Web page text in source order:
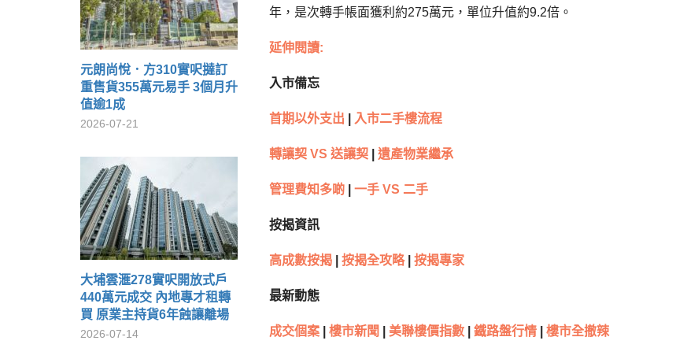
元朗尚悅．方310實呎撻訂
重售貨355萬元易手 3個月升
值逾1成
2026-07-21
大埔雲滙278實呎開放式戶
440萬元成交 內地專才租轉
買 原業主持貨6年蝕讓離場
2026-07-14
年，是次轉手帳面獲利約275萬元，單位升值約9.2倍。
延伸閱讀:
入市備忘
首期以外支出 入市二手樓流程
轉讓契 VS 送讓契 遺產物業繼承
管理費知多啲 一手 VS 二手
按揭資訊
高成數按揭 按揭全攻略| 按揭專家
最新動態
成交個案 樓市新聞 美聯樓價指數 鐵路盤行情 樓市全撤辣